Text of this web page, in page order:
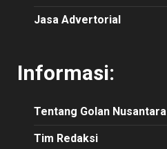
Jasa Advertorial
Informasi:
Tentang Golan Nusantara
Tim Redaksi